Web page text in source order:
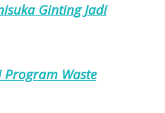
Ginting Jadi
Waste